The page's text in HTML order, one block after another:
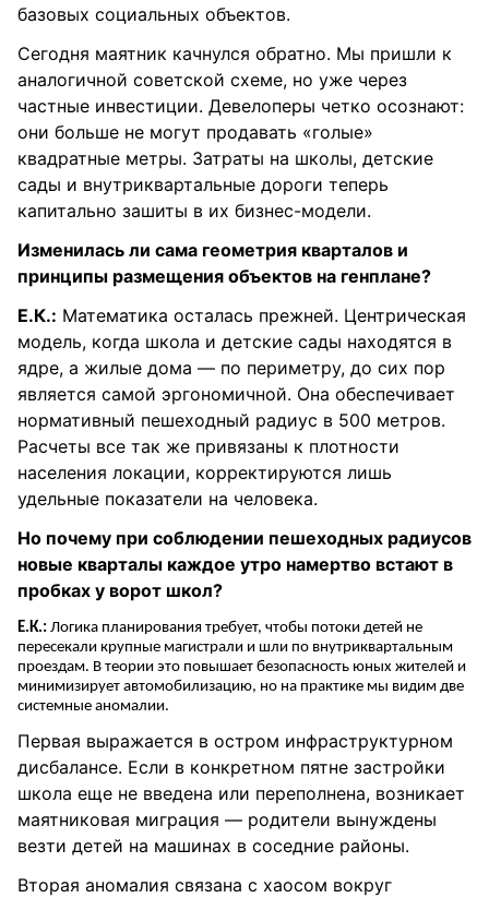
базовых социальных объектов.
Сегодня маятник качнулся обратно. Мы пришли к
аналогичной советской схеме, но уже через
частные инвестиции. Девелоперы четко осознают:
они больше не могут продавать «голые»
квадратные метры. Затраты на школы, детские
сады и внутриквартальные дороги теперь
капитально зашиты в их бизнес-модели.
Изменилась ли сама геометрия кварталов и
принципы размещения объектов на генплане?
Е.К.: Математика осталась прежней. Центрическая
модель, когда школа и детские сады находятся в
ядре, а жилые дома — по периметру, до сих пор
является самой эргономичной. Она обеспечивает
нормативный пешеходный радиус в 500 метров.
Расчеты все так же привязаны к плотности
населения локации, корректируются лишь
удельные показатели на человека.
Но почему при соблюдении пешеходных радиусов
новые кварталы каждое утро намертво встают в
пробках у ворот школ?
Е.К.: Логика планирования требует, чтобы потоки детей не
пересекали крупные магистрали и шли по внутриквартальным
проездам. В теории это повышает безопасность юных жителей и
минимизирует автомобилизацию, но на практике мы видим две
системные аномалии.
Первая выражается в остром инфраструктурном
дисбалансе. Если в конкретном пятне застройки
школа еще не введена или переполнена, возникает
маятниковая миграция — родители вынуждены
везти детей на машинах в соседние районы.
Вторая аномалия связана с хаосом вокруг